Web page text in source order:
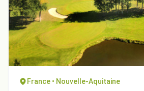
France • Nouvelle-Aquitaine